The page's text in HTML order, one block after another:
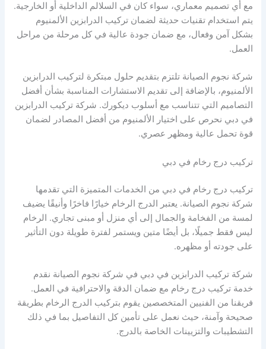
مع أي تصميم معماري، سواء كان في السلالم الداخلية أو الخارجية.
يتم استخدام تقنيات حديثة لضمان تركيب الدرابزين الألمنيوم
بشكل آمن وفعال، مع ضمان جودة عالية في كل مرحلة من مراحل
العمل.
شركة نجوم الصيانة تلتزم بتقديم حلول مبتكرة لتركيب الدرابزين
الألمنيوم، بالإضافة إلى تقديم الاستشارات المناسبة بشأن أفضل
التصاميم التي تتناسب مع أسلوب ديكورك. شركة تركيب الدرابزين
في دبي نحرص على اختيار الألمنيوم من أفضل المصادر لضمان
قوة تحمل عالية ومظهر عصري.
تركيب درج رخام في دبي
تركيب درج رخام في دبي من الخدمات المتميزة التي تقدمها
شركة نجوم الصيانة. يعتبر الدرج الرخام خيارًا فاخرًا وأنيقًا يضيف
لمسة من الفخامة والجمال إلى أي منزل أو مبنى تجاري. الرخام
ليس فقط جميلًا، بل أيضًا متين ويستمر لفترة طويلة دون التأثير
على جودته أو مظهره.
شركة تركيب الدرابزين في دبي في شركة نجوم الصيانة نقدم
خدمة تركيب درج رخام مع ضمان الدقة والاحترافية في العمل.
فريقنا من الفنيين المتخصصين يقوم بتركيب الدرج الرخام بطريقة
صحيحة وآمنة، حيث نعمل على تأمين كل التفاصيل بما في ذلك
التشطيبات والتزيينات الخاصة بالدرج.